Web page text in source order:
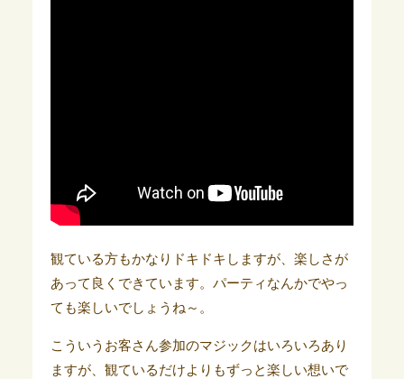
観ている方もかなりドキドキしますが、楽しさが
あって良くできています。パーティなんかでやっ
ても楽しいでしょうね～。
こういうお客さん参加のマジックはいろいろあり
ますが、観ているだけよりもずっと楽しい想いで